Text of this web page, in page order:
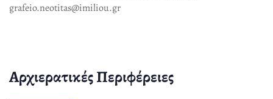
grafeio.neotitas@imiliou.gr
Αρχιερατικές Περιφέρειες